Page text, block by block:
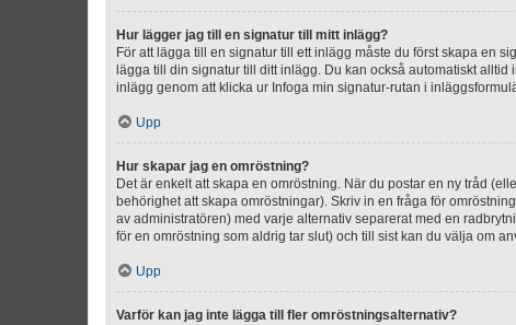
Hur lägger jag till en signatur till mitt inlägg?
För att lägga till en signatur till ett inlägg måste du först skapa en
lägga till din signatur till ditt inlägg. Du kan också automatiskt
inlägg genom att klicka ur Infoga min signatur-rutan i
Upp
Hur skapar jag en omröstning?
Det är enkelt att skapa en omröstning. När du postar en ny tråd
behörighet att skapa omröstningar). Skriv in en fråga för
av administratören) med varje alternativ separerat med en
för en omröstning som aldrig tar slut) och till sist kan du välja om
Upp
Varför kan jag inte lägga till fler omröstningsalternativ?